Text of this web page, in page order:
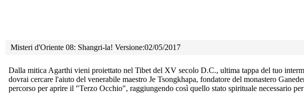
Misteri d'Oriente 08: Shangri-la! Versione:02/05/2017
Dalla mitica Agarthi vieni proiettato nel Tibet del XV secolo D.C., ultima tappa del tuo
dovrai cercare l'aiuto del venerabile maestro Je Tsongkhapa, fondatore del monastero
percorso per aprire il "Terzo Occhio", raggiungendo così quello stato spirituale necessario per